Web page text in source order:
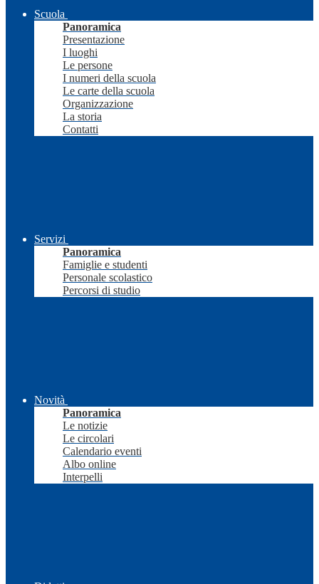
Scuola
Panoramica
Presentazione
I luoghi
Le persone
I numeri della scuola
Le carte della scuola
Organizzazione
La storia
Contatti
Servizi
Panoramica
Famiglie e studenti
Personale scolastico
Percorsi di studio
Novità
Panoramica
Le notizie
Le circolari
Calendario eventi
Albo online
Interpelli